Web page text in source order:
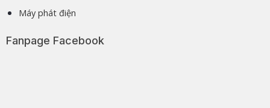
Máy phát điện
Fanpage Facebook